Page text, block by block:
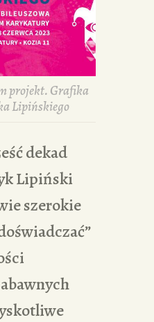
projekt. Grafika
Lipińskiego
dekad
Lipiński
szerokie